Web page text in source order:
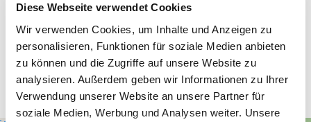
Diese Webseite verwendet Cookies
Wir verwenden Cookies, um Inhalte und Anzeigen zu
personalisieren, Funktionen für soziale Medien anbieten
zu können und die Zugriffe auf unsere Website zu
analysieren. Außerdem geben wir Informationen zu Ihrer
Verwendung unserer Website an unsere Partner für
soziale Medien, Werbung und Analysen weiter. Unsere
Unsere WLAN-Hotspots in
Spremberg